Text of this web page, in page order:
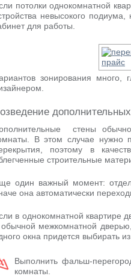
потолки однокомнатной
невысокого
для работы.
зонирования много,
стены
В этом случае нужно
поэтому в
строительные
один важный момент:
она автоматически
в однокомнатной квартире
межкомнатной
окна придется выбирать
Выполнить фальш-
комнаты.